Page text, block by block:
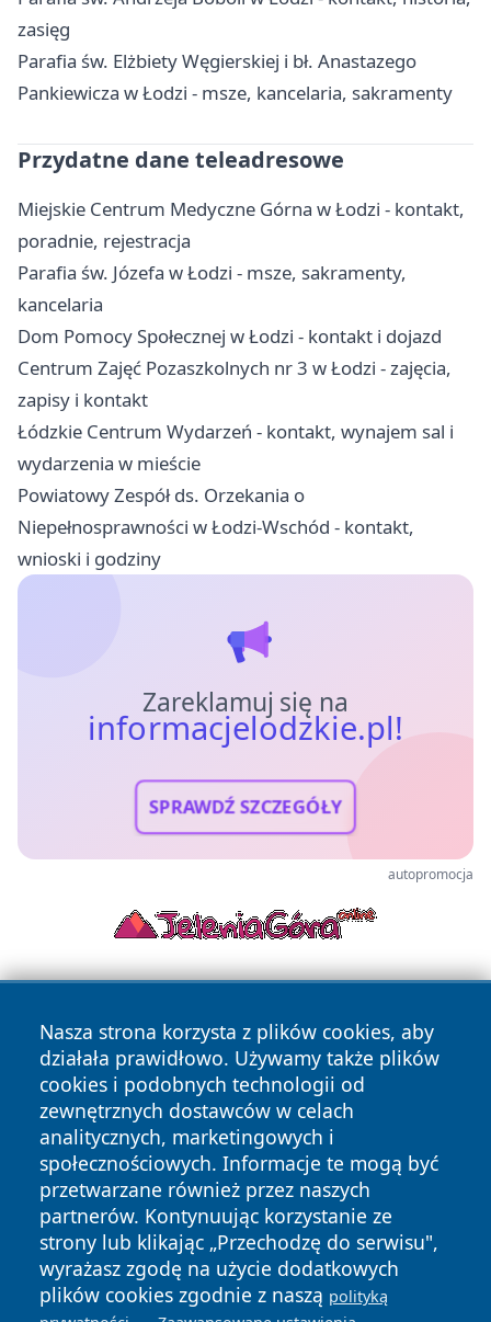
zasięg
Parafia św. Elżbiety Węgierskiej i bł. Anastazego
Pankiewicza w Łodzi - msze, kancelaria, sakramenty
Przydatne dane teleadresowe
Miejskie Centrum Medyczne Górna w Łodzi - kontakt,
poradnie, rejestracja
Parafia św. Józefa w Łodzi - msze, sakramenty,
kancelaria
Dom Pomocy Społecznej w Łodzi - kontakt i dojazd
Centrum Zajęć Pozaszkolnych nr 3 w Łodzi - zajęcia,
zapisy i kontakt
Łódzkie Centrum Wydarzeń - kontakt, wynajem sal i
wydarzenia w mieście
Powiatowy Zespół ds. Orzekania o
Niepełnosprawności w Łodzi-Wschód - kontakt,
wnioski i godziny
Zareklamuj się na
informacjelodzkie.pl!
SPRAWDŹ SZCZEGÓŁY
autopromocja
Nasza strona korzysta z plików cookies, aby
działała prawidłowo. Używamy także plików
cookies i podobnych technologii od
zewnętrznych dostawców w celach
analitycznych, marketingowych i
społecznościowych. Informacje te mogą być
przetwarzane również przez naszych
partnerów. Kontynuując korzystanie ze
strony lub klikając „Przechodzę do serwisu",
wyrażasz zgodę na użycie dodatkowych
plików cookies zgodnie z naszą polityką
Copyright © 2026 informacjelodzkie.pl Wszystkie prawa
zastrzeżone.
News Autorzy
Polityka
Prywatności
Polityka
Cookies